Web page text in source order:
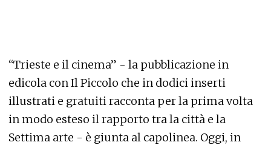
“Trieste e il cinema” - la pubblicazione in
edicola con Il Piccolo che in dodici inserti
illustrati e gratuiti racconta per la prima volta
in modo esteso il rapporto tra la città e la
Settima arte - è giunta al capolinea. Oggi, in